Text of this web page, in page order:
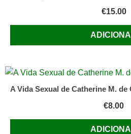
€15.00
A Vida Sexual de Catherine M.
€8.00